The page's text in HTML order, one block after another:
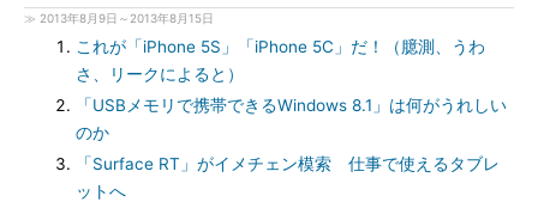
≫ 2013年8月9日～2013年8月15日
これが「iPhone 5S」「iPhone 5C」だ！（臆測、うわ
さ、リークによると）
「USBメモリで携帯できるWindows 8.1」は何がうれしい
のか
「Surface RT」がイメチェン模索 仕事で使えるタブレ
ットへ